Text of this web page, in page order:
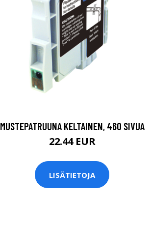
MUSTEPATRUUNA KELTAINEN, 460 SIVUA
22.44 EUR
LISÄTIETOJA